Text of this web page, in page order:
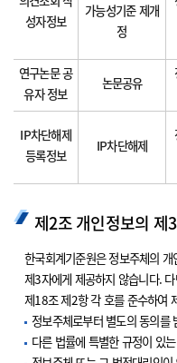
성자정보
가능성기준 제개
정
연구논문 공
유자 정보
논문공유
IP차단해제
등록정보
IP차단해제
제2조 개인정보의 제
한국회계기준원은 정보주체의
제3자에게 제공하지 않습니다.
제18조 제2항 각 호를 준수하여
정보주체로부터 별도의 동의를
다른 법률에 특별한 규정이 있